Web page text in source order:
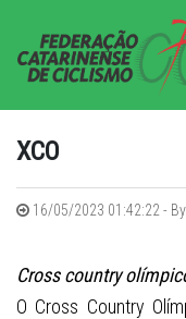
XCO
16/05/2023 01:42:22 - By
Cross country
O Cross Country